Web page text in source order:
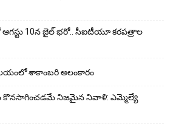
10న జైల్ భరో.. సీఐటీయూ కరపత్రాల
శాకాంబరి అలంకారం
నిజమైన నివాళి: ఎమ్మెల్యే